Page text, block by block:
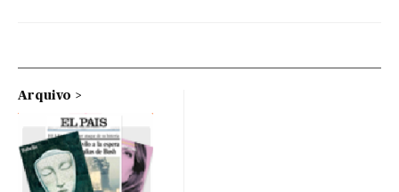
Arquivo